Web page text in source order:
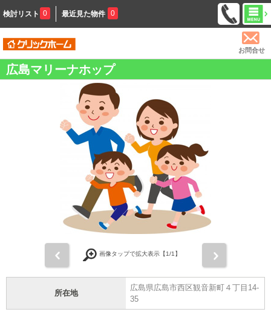
検討リスト 0 最近見た物件 0
お問合せ
広島マリーナホップ
画像タップで拡大表示【1/1】
所在地
広島県広島市西区観音新町４丁目14-
35